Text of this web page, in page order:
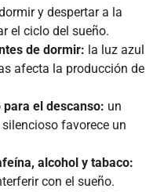
y despertar a la
el ciclo del sueño.
de dormir: la luz azul
afecta la producción de
el descanso: un
favorece un
alcohol y tabaco:
con el sueño.